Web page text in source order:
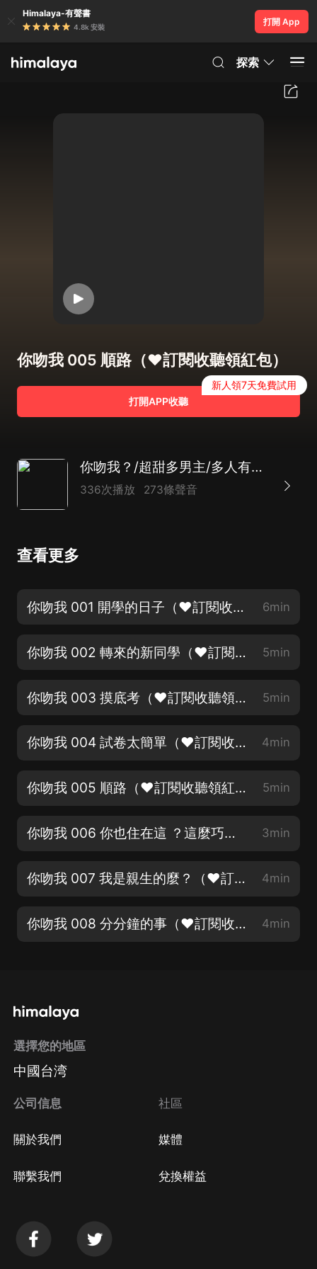
Himalaya-有聲書
4.8k 安裝
打開 App
探索
你吻我 005 順路（❤訂閱收聽領紅包）
打開APP收聽
新人領7天免費試用
你吻我？/超甜多男主/多人有聲/一段從青蔥校園到事業有成的感情
336次播放 273條聲音
查看更多
你吻我 001 開學的日子（❤訂閱收聽領紅包） 6min
你吻我 002 轉來的新同學（❤訂閱收聽領紅包） 5min
你吻我 003 摸底考（❤訂閱收聽領紅包） 5min
你吻我 004 試卷太簡單（❤訂閱收聽領紅包） 4min
你吻我 005 順路（❤訂閱收聽領紅包） 5min
你吻我 006 你也住在這 ？這麼巧？（❤訂閱收聽領紅包） 3min
你吻我 007 我是親生的麼？（❤訂閱收聽領紅包） 4min
你吻我 008 分分鐘的事（❤訂閱收聽領紅包） 4min
選擇您的地區
中國台湾
公司信息
關於我們
聯繫我們
社區
媒體
兌換權益